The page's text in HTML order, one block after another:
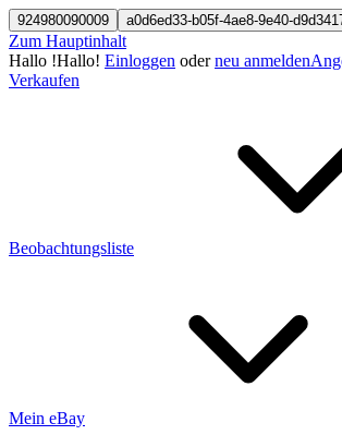
924980090009 a0d6ed33-b05f-4ae8-9e40-
Zum Hauptinhalt
Hallo !Hallo! Einloggen oderneu anmelden
Verkaufen
Beobachtungsliste
Mein eBay